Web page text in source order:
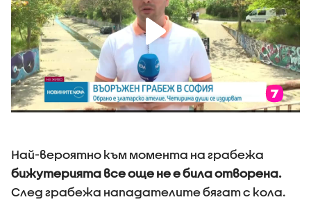
Най-вероятно към момента на грабежа
бижутерията все още не е била отворена.
След грабежа нападателите бягат с кола.